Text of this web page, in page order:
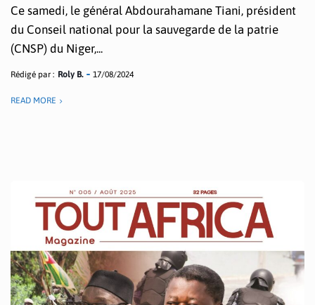
Ce samedi, le général Abdourahamane Tiani, président
du Conseil national pour la sauvegarde de la patrie
(CNSP) du Niger,...
Rédigé par : Roly B. 17/08/2024
READ MORE